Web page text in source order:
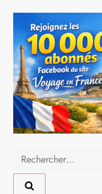
g
a
t
i
o
n
d
Rechercher :